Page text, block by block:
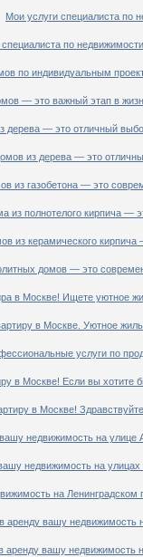
Мои услуги специалиста по
по
по индивидуальным
— это важный этап в
дерева — это отличный
из дерева — это
из газобетона — это
из полнотелого кирпича —
из керамического
домов — это
в Москве! Ищете уютное
в Москве. Уютное
услуги по
в Москве! Если вы хотите
в Москве!
недвижимость на улице
недвижимость на
на Ленинградском
аренду вашу недвижимость
аренду вашу недвижимость